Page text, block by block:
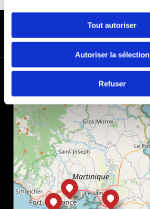
Tout autoriser
Autoriser la sélection
Refuser